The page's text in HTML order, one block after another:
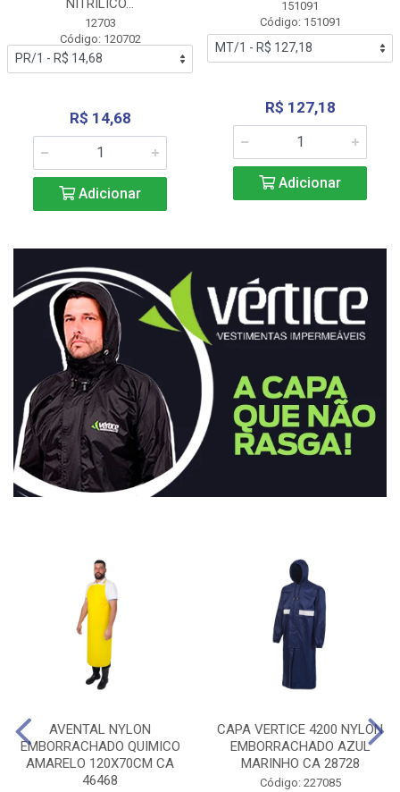
NITRÍLICO...
12703
Código: 120702
R$ 14,68
Adicionar
151091
Código: 151091
R$ 127,18
Adicionar
AVENTAL NYLON
EMBORRACHADO QUIMICO
AMARELO 120X70CM CA
46468
CAPA VERTICE 4200 NYLON
EMBORRACHADO AZUL
MARINHO CA 28728
Código: 227085